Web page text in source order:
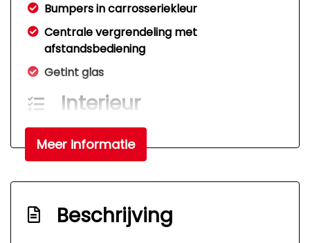
Bumpers in carrosseriekleur
Centrale vergrendeling met
afstandsbediening
Getint glas
Interieur
Elektrische ramen voor en achter
Hoofdsteunen voor en achter
Stuurbekrachtiging
Meer informatie
Beschrijving